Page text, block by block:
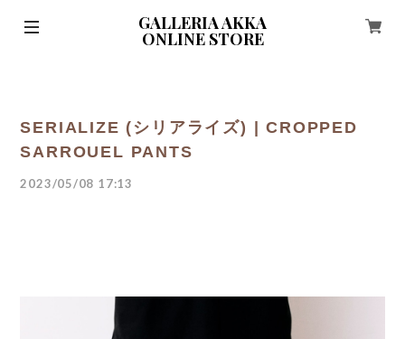
GALLERIA AKKA
ONLINE STORE
SERIALIZE (シリアライズ) | CROPPED
SARROUEL PANTS
2023/05/08 17:13